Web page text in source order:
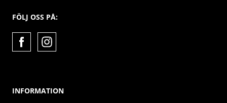
FÖLJ OSS PÅ:
INFORMATION